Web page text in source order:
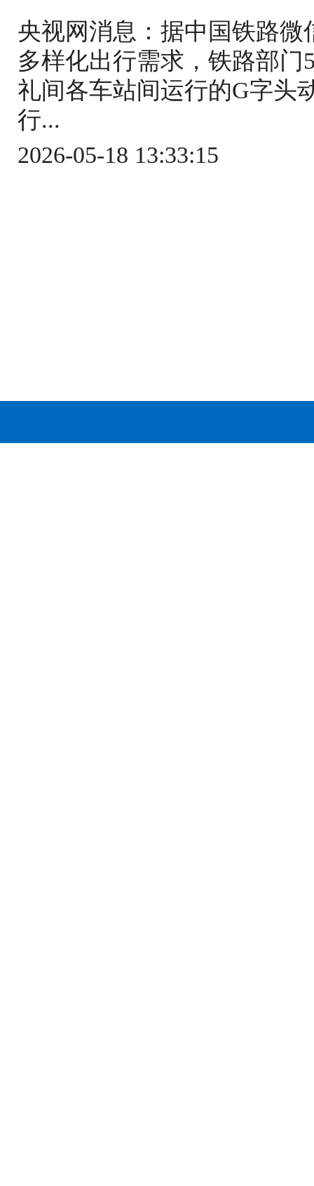
央视网消息：据中国铁路
多样化出行需求，铁路部门
礼间各车站间运行的G字头
行...
2026-05-18 13:33:15